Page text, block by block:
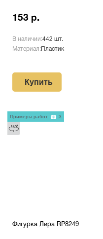
153 р.
В наличии:442 шт.
Материал: Пластик
Купить
Фигурка Лира RP8249
Примеры работ 3